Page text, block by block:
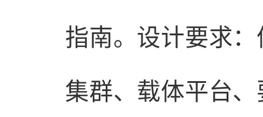
指南。设计要求
集群、载体平台